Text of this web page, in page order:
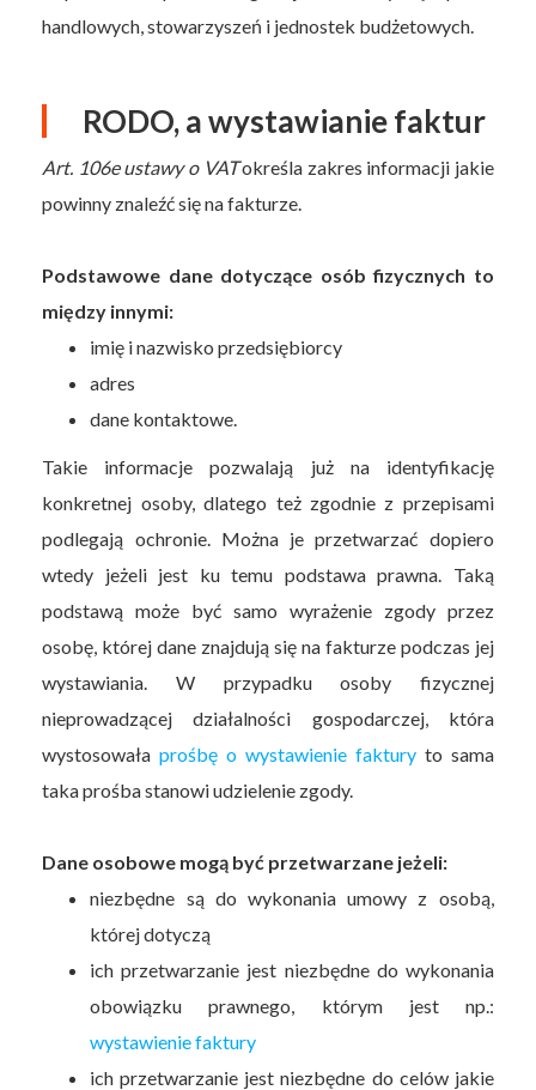
handlowych, stowarzyszeń i jednostek budżetowych.
RODO, a wystawianie faktur
Art. 106e ustawy o VATokreśla zakres informacji jakie
powinny znaleźć się na fakturze.
Podstawowe dane dotyczące osób fizycznych to
między innymi:
imię i nazwisko przedsiębiorcy
adres
dane kontaktowe.
Takie informacje pozwalają już na identyfikację
konkretnej osoby, dlatego też zgodnie z przepisami
podlegają ochronie. Można je przetwarzać dopiero
wtedy jeżeli jest ku temu podstawa prawna. Taką
podstawą może być samo wyrażenie zgody przez
osobę, której dane znajdują się na fakturze podczas jej
wystawiania. W przypadku osoby fizycznej
nieprowadzącej działalności gospodarczej, która
wystosowałaprośbę o wystawienie fakturyto sama
taka prośba stanowi udzielenie zgody.
Dane osobowe mogą być przetwarzane jeżeli:
niezbędne są do wykonania umowy z osobą,
której dotyczą
ich przetwarzanie jest niezbędne do wykonania
obowiązku prawnego, którym jest np.:
wystawienie faktury
ich przetwarzanie jest niezbędne do celów jakie